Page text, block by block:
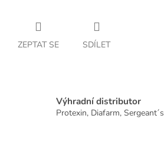
ZEPTAT SE SDÍLET
Výhradní distributor
Protexin, Diafarm, Sergeant´s